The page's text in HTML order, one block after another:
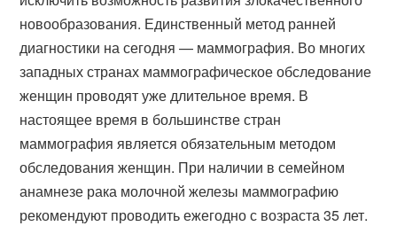
новообразования. Единственный метод ранней
диагностики на сегодня — маммография. Во многих
западных странах маммографическое обследование
женщин проводят уже длительное время. В
настоящее время в большинстве стран
маммография является обязательным методом
обследования женщин. При наличии в семейном
анамнезе рака молочной железы маммографию
рекомендуют проводить ежегодно с возраста 35 лет.